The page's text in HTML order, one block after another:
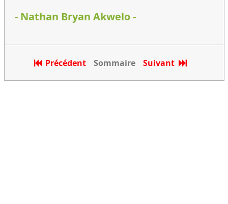
- Nathan Bryan Akwelo -
Précédent Sommaire Suivant